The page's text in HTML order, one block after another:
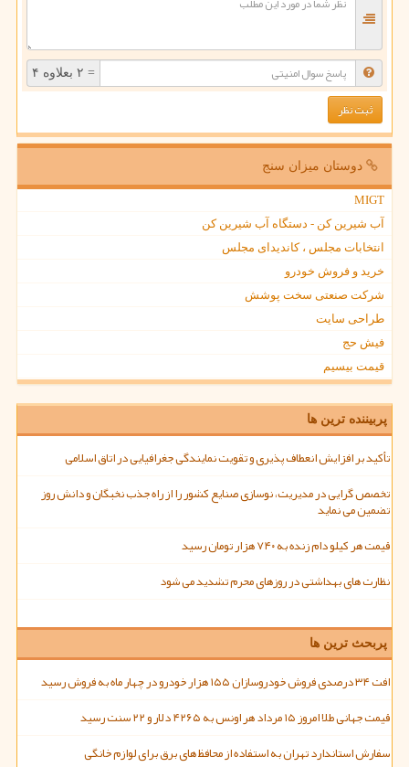
= ۲ بعلاوه ۴
دوستان میزان سنج
MIGT
آب شیرین کن - دستگاه آب شیرین کن
انتخابات مجلس ، کاندیدای مجلس
خرید و فروش خودرو
شرکت صنعتی سخت پوشش
طراحی سایت
فیش حج
قیمت بیسیم
پربیننده ترین ها
تأکید بر افزایش انعطاف پذیری و تقویت نمایندگی جغرافیایی در اتاق اسلامی
تخصص گرایی در مدیریت، نوسازی صنایع کشور را از راه جذب نخبگان و دانش روز
تضمین می نماید
قیمت هر کیلو دام زنده به ۷۴۰ هزار تومان رسید
نظارت های بهداشتی در روزهای محرم تشدید می شود
پربحث ترین ها
افت ۳۴ درصدی فروش خودروسازان ۱۵۵ هزار خودرو در چهار ماه به فروش رسید
قیمت جهانی طلا امروز ۱۵ مرداد هر اونس به ۴۲۶۵ دلار و ۲۲ سنت رسید
سفارش استاندارد تهران به استفاده از محافظ های برق برای لوازم خانگی